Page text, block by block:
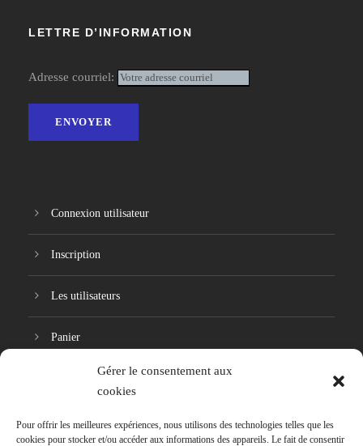
Gérer le consentement aux
cookies
Pour offrir les meilleures expériences, nous utilisons des technologies telles que les
cookies pour stocker et/ou accéder aux informations des appareils. Le fait de consentir
LETTRE D’INFORMATION
Adresse courriel:
Connexion utilisateur
Inscription
Les utilisateurs
Panier
Réinitialisation du mot de passe